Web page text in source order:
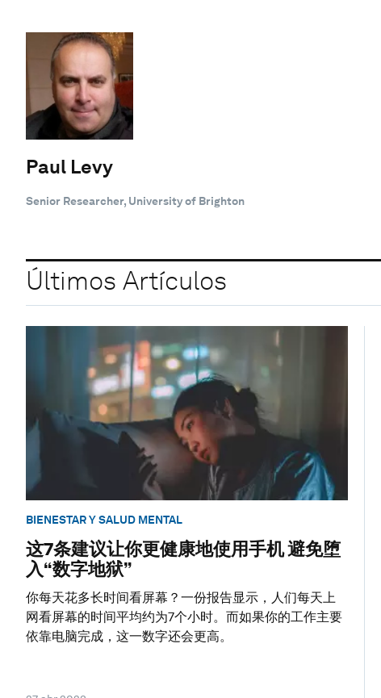
Paul Levy
Senior Researcher, University of Brighton
Últimos Artículos
BIENESTAR Y SALUD MENTAL
这7条建议让你更健康地使用手机 避免堕
入“数字地狱”
你每天花多长时间看屏幕？一份报告显示，人们每天上
网看屏幕的时间平均约为7个小时。而如果你的工作主要
依靠电脑完成，这一数字还会更高。